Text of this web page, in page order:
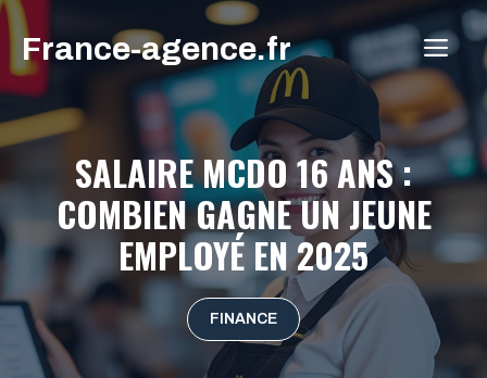
Aller
contenu
France-agence.fr
SALAIRE MCDO 16 ANS :
COMBIEN GAGNE UN JEUNE
EMPLOYÉ EN 2025
FINANCE